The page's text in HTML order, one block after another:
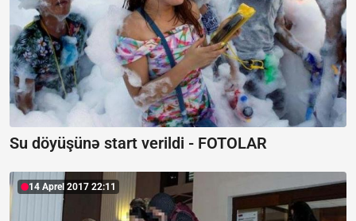
Su döyüşünə start verildi - FOTOLAR
14 Aprel 2017 22:11